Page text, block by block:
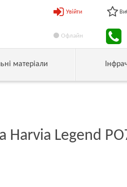
Увійти
Офлайн
матеріали
Harvia Legend